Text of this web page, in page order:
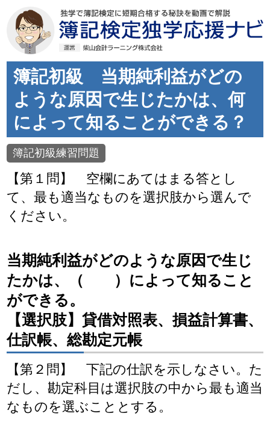
簿記初級 当期純利益がどの
ような原因で生じたかは、何
によって知ることができる？
簿記初級練習問題
【第１問】 空欄にあてはまる答とし
て、最も適当なものを選択肢から選んで
ください。
当期純利益がどのような原因で生じ
たかは、（ ）によって知ること
ができる。
【選択肢】貸借対照表、損益計算書、
仕訳帳、総勘定元帳
【第２問】 下記の仕訳を示しなさい。た
だし、勘定科目は選択肢の中から最も適当
なものを選ぶこととする。